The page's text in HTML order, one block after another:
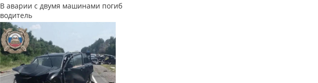
В аварии с двумя машинами погиб
водитель